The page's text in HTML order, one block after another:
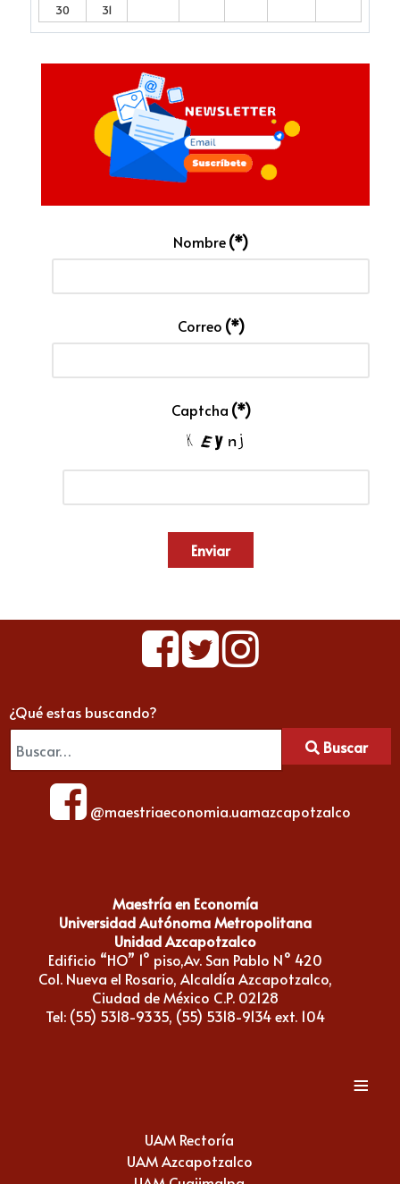
30
31
Nombre(*)
Correo (*)
Captcha (*)
Enviar
¿Qué estas buscando?
Buscar
@maestriaeconomia.uamazcapotzalco
Maestría en Economía
Universidad Autónoma Metropolitana
Unidad Azcapotzalco
Edificio “HO” 1° piso,Av. San Pablo N° 420
Col. Nueva el Rosario, Alcaldía Azcapotzalco,
Ciudad de México C.P. 02128
Tel: (55) 5318-9335, (55) 5318-9134 ext. 104
≡
UAM Rectoría
UAM Azcapotzalco